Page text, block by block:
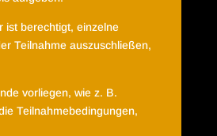
ist berechtigt, einzelne
Teilnahme auszuschließen,
vorliegen, wie z. B.
Teilnahmebedingungen,